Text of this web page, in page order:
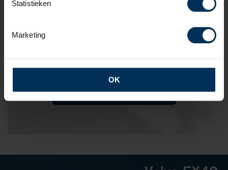
Statistieken
Marketing
OK
Plan uw afspraak